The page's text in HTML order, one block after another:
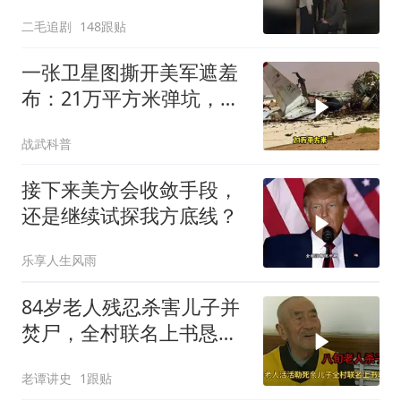
二毛追剧 148跟贴
一张卫星图撕开美军遮羞
布：21万平方米弹坑，美
藏不住了
战武科普
接下来美方会收敛手段，
还是继续试探我方底线？
乐享人生风雨
84岁老人残忍杀害儿子并
焚尸，全村联名上书恳求
落泪
老谭讲史 1跟贴